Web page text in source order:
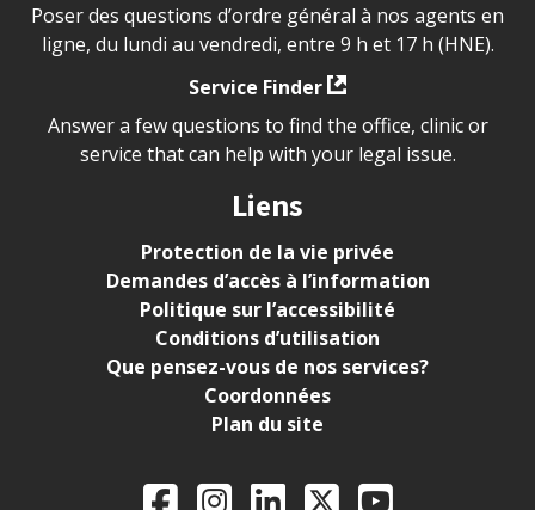
Poser des questions d’ordre général à nos agents en
ligne, du lundi au vendredi, entre 9 h et 17 h (HNE).
Service Finder
Answer a few questions to find the office, clinic or
service that can help with your legal issue.
Liens
Protection de la vie privée
Demandes d’accès à l’information
Politique sur l’accessibilité
Conditions d’utilisation
Que pensez-vous de nos services?
Coordonnées
Plan du site
Legal Aid Ontario
FacebookInstagram
LinkedIn
X YouTube